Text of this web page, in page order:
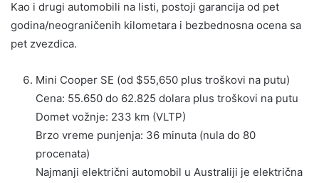
Kao i drugi automobili na listi, postoji garancija od pet
godina/neograničenih kilometara i bezbednosna ocena sa
pet zvezdica.
Mini Cooper SE (od $55,650 plus troškovi na putu)
Cena: 55.650 do 62.825 dolara plus troškovi na putu
Domet vožnje: 233 km (VLTP)
Brzo vreme punjenja: 36 minuta (nula do 80
procenata)
Najmanji električni automobil u Australiji je električna